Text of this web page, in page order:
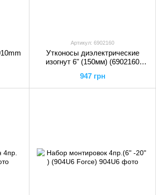
Артикул: 6902160
Утконосы диэлектрические
изогнут 6" (150мм) (6902160
947 грн